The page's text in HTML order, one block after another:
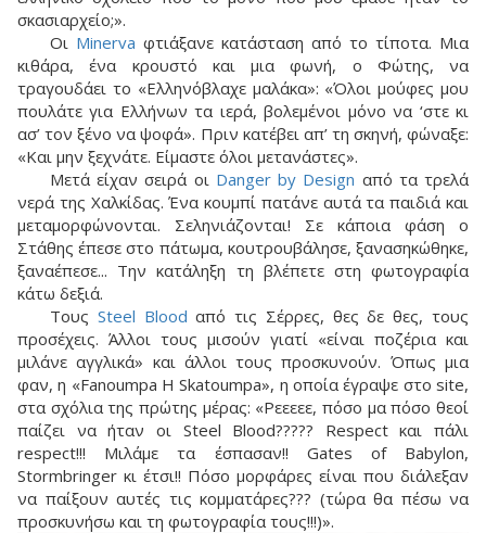
σκασιαρχείο;».
Οι Minerva φτιάξανε κατάσταση από το τίποτα. Μια
κιθάρα, ένα κρουστό και μια φωνή, ο Φώτης, να
τραγουδάει το «Ελληνόβλαχε μαλάκα»: «Όλοι μούφες μου
πουλάτε για Ελλήνων τα ιερά, βολεμένοι μόνο να ‘στε κι
ασ’ τον ξένο να ψοφά». Πριν κατέβει απ’ τη σκηνή, φώναξε:
«Και μην ξεχνάτε. Είμαστε όλοι μετανάστες».
Μετά είχαν σειρά οι Danger by Design από τα τρελά
νερά της Χαλκίδας. Ένα κουμπί πατάνε αυτά τα παιδιά και
μεταμορφώνονται. Σεληνιάζονται! Σε κάποια φάση ο
Στάθης έπεσε στο πάτωμα, κουτρουβάλησε, ξανασηκώθηκε,
ξαναέπεσε... Την κατάληξη τη βλέπετε στη φωτογραφία
κάτω δεξιά.
Τους Steel Blood από τις Σέρρες, θες δε θες, τους
προσέχεις. Άλλοι τους μισούν γιατί «είναι ποζέρια και
μιλάνε αγγλικά» και άλλοι τους προσκυνούν. Όπως μια
φαν, η «Fanoumpa Η Skatoumpa», η οποία έγραψε στο site,
στα σχόλια της πρώτης μέρας: «Ρεεεεε, πόσο μα πόσο θεοί
παίζει να ήταν οι Steel Blood????? Respect και πάλι
respect!!! Μιλάμε τα έσπασαν!! Gates of Babylon,
Stormbringer κι έτσι!! Πόσο μορφάρες είναι που διάλεξαν
να παίξουν αυτές τις κομματάρες??? (τώρα θα πέσω να
προσκυνήσω και τη φωτογραφία τους!!!)».